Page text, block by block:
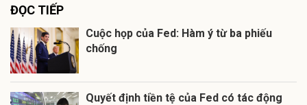
ĐỌC TIẾP
Cuộc họp của Fed: Hàm ý từ ba phiếu
chống
Quyết định tiền tệ của Fed có tác động